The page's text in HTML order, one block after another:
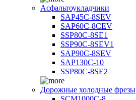
Асфальтоукладчики
SAP45С-8SEV
SAP60C-8CEV
SSP80C-8SE1
SSP90C-8SEV1
SAP90C-8SEV
SAP130C-10
SSP80C-8SE2
Дорожные холодные фрезы